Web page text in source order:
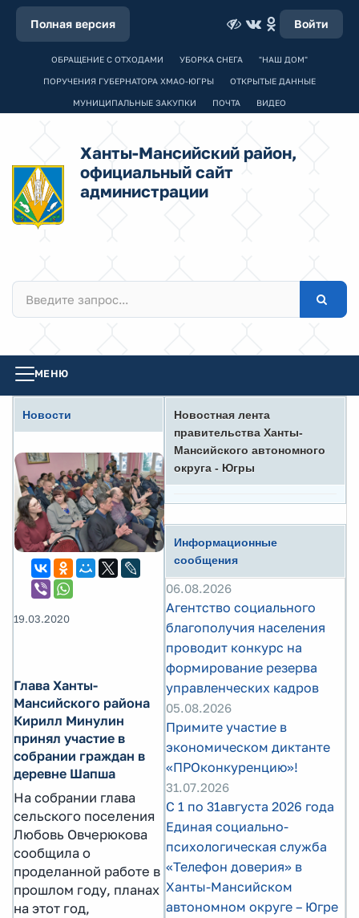
Полная версия Войти
ОБРАЩЕНИЕ С ОТХОДАМИ УБОРКА СНЕГА "НАШ ДОМ"
ПОРУЧЕНИЯ ГУБЕРНАТОРА ХМАО-ЮГРЫ ОТКРЫТЫЕ ДАННЫЕ
МУНИЦИПАЛЬНЫЕ ЗАКУПКИ ПОЧТА ВИДЕО
Ханты-Мансийский район,
официальный сайт
администрации
МЕНЮ
Новости
19.03.2020
Глава Ханты-
Мансийского района
Кирилл Минулин
принял участие в
собрании граждан в
деревне Шапша
На собрании глава
сельского поселения
Любовь Овчерюкова
сообщила о
проделанной работе в
прошлом году, планах
на этот год,
Новостная лента
правительства Ханты-
Мансийского автономного
округа - Югры
Информационные
сообщения
06.08.2026
Агентство социального
благополучия населения
проводит конкурс на
формирование резерва
управленческих кадров
05.08.2026
Примите участие в
экономическом диктанте
«ПРОконкуренцию»!
31.07.2026
С 1 по 31августа 2026 года
Единая социально-
психологическая служба
«Телефон доверия» в
Ханты-Мансийском
автономном округе – Югре